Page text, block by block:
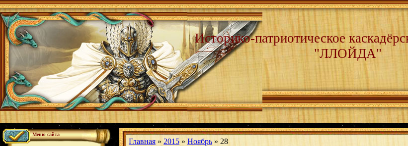
Историко-патриотическое
"ЛЛОЙДА"
Меню сайта
Главная » 2015 » Ноябрь » 28